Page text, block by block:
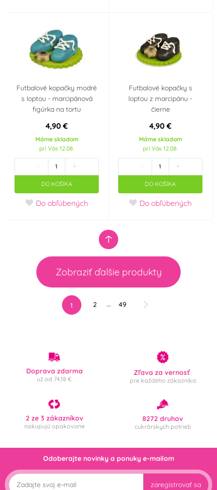
Futbalové kopačky modré
s loptou - marcipánová
figúrka na tortu
4,90 €
Máme skladom
pri Vás 12.08.
- +
DO KOŠÍKA
Do obľúbených
Futbalové kopačky s
loptou z marcipánu -
čierne
4,90 €
Máme skladom
pri Vás 12.08.
- +
DO KOŠÍKA
Do obľúbených
Zobraziť ďalšie produkty
1 2 … 49
Doprava zdarma
už od 74,18 €
Zľava za vernosť
pre každého zákazníka
2 ze 3 zákazníkov
nakupujú opakovane
8272 druhov
cukrárskych potrieb
Odoberajte novinky a ponuky e-mailom
zaregistrovať sa